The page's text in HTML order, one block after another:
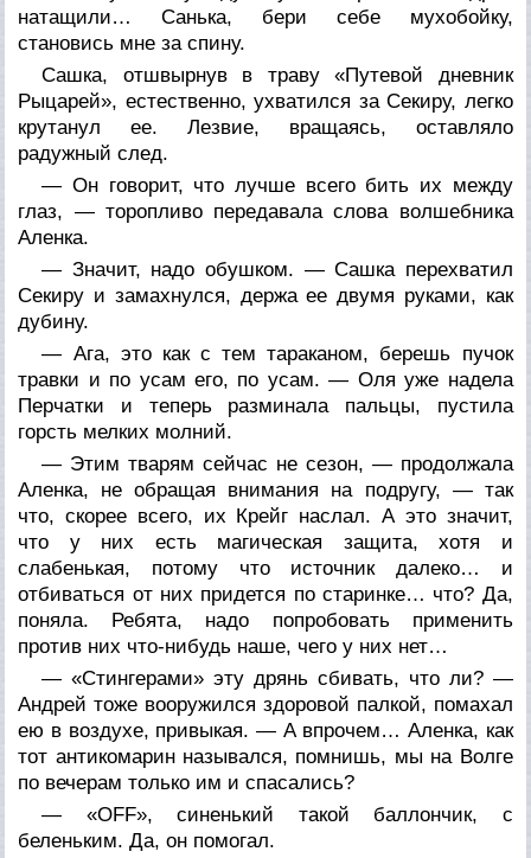
натащили… Санька, бери себе мухобойку,
становись мне за спину.
Сашка, отшвырнув в траву «Путевой дневник
Рыцарей», естественно, ухватился за Секиру, легко
крутанул ее. Лезвие, вращаясь, оставляло
радужный след.
— Он говорит, что лучше всего бить их между
глаз, — торопливо передавала слова волшебника
Аленка.
— Значит, надо обушком. — Сашка перехватил
Секиру и замахнулся, держа ее двумя руками, как
дубину.
— Ага, это как с тем тараканом, берешь пучок
травки и по усам его, по усам. — Оля уже надела
Перчатки и теперь разминала пальцы, пустила
горсть мелких молний.
— Этим тварям сейчас не сезон, — продолжала
Аленка, не обращая внимания на подругу, — так
что, скорее всего, их Крейг наслал. А это значит,
что у них есть магическая защита, хотя и
слабенькая, потому что источник далеко… и
отбиваться от них придется по старинке… что? Да,
поняла. Ребята, надо попробовать применить
против них что-нибудь наше, чего у них нет…
— «Стингерами» эту дрянь сбивать, что ли? —
Андрей тоже вооружился здоровой палкой, помахал
ею в воздухе, привыкая. — А впрочем… Аленка, как
тот антикомарин назывался, помнишь, мы на Волге
по вечерам только им и спасались?
— «OFF», синенький такой баллончик, с
беленьким. Да, он помогал.